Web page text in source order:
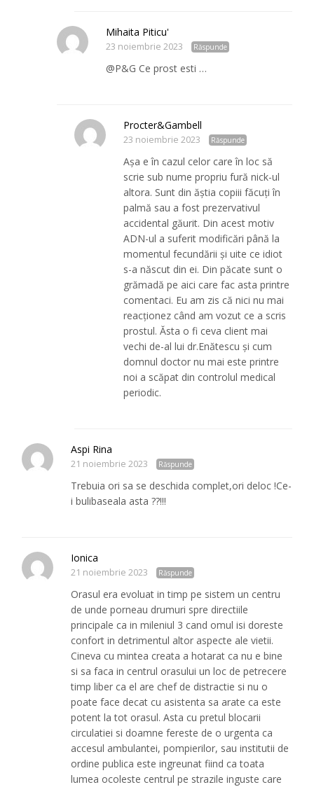
Mihaita Piticu'
23 noiembrie 2023 Răspunde
@P&G Ce prost esti …
Procter&Gambell
23 noiembrie 2023 Răspunde
Așa e în cazul celor care în loc să
scrie sub nume propriu fură nick-ul
altora. Sunt din ăștia copiii făcuți în
palmă sau a fost prezervativul
accidental găurit. Din acest motiv
ADN-ul a suferit modificări până la
momentul fecundării și uite ce idiot
s-a născut din ei. Din păcate sunt o
grămadă pe aici care fac asta printre
comentaci. Eu am zis că nici nu mai
reacționez când am vozut ce a scris
prostul. Ăsta o fi ceva client mai
vechi de-al lui dr.Enătescu și cum
domnul doctor nu mai este printre
noi a scăpat din controlul medical
periodic.
Aspi Rina
21 noiembrie 2023 Răspunde
Trebuia ori sa se deschida complet,ori deloc !Ce-
i bulibaseala asta ??!!!
Ionica
21 noiembrie 2023 Răspunde
Orasul era evoluat in timp pe sistem un centru
de unde porneau drumuri spre directiile
principale ca in mileniul 3 cand omul isi doreste
confort in detrimentul altor aspecte ale vietii.
Cineva cu mintea creata a hotarat ca nu e bine
si sa faca in centrul orasului un loc de petrecere
timp liber ca el are chef de distractie si nu o
poate face decat cu asistenta sa arate ca este
potent la tot orasul. Asta cu pretul blocarii
circulatiei si doamne fereste de o urgenta ca
accesul ambulantei, pompierilor, sau institutii de
ordine publica este ingreunat fiind ca toata
lumea ocoleste centrul pe strazile inguste care